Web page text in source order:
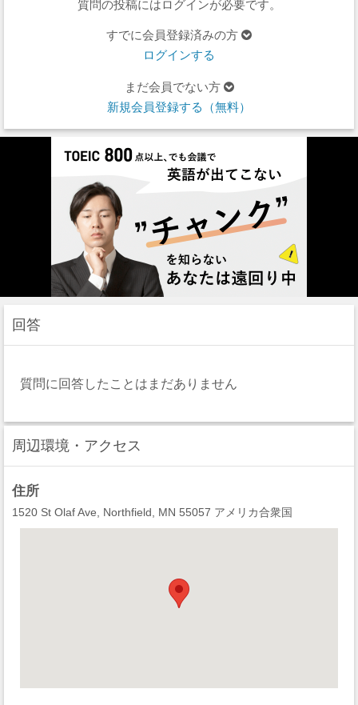
質問の投稿にはログインが必要です。
すでに会員登録済みの方
ログインする
まだ会員でない方
新規会員登録する（無料）
回答
質問に回答したことはまだありません
周辺環境・アクセス
住所
1520 St Olaf Ave, Northfield, MN 55057 アメリカ合衆国